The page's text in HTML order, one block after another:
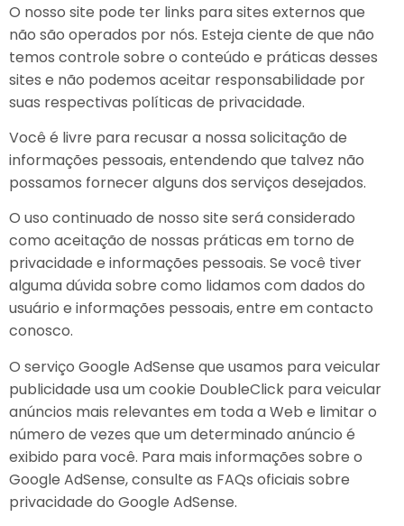
O nosso site pode ter links para sites externos que
não são operados por nós. Esteja ciente de que não
temos controle sobre o conteúdo e práticas desses
sites e não podemos aceitar responsabilidade por
suas respectivas políticas de privacidade.
Você é livre para recusar a nossa solicitação de
informações pessoais, entendendo que talvez não
possamos fornecer alguns dos serviços desejados.
O uso continuado de nosso site será considerado
como aceitação de nossas práticas em torno de
privacidade e informações pessoais. Se você tiver
alguma dúvida sobre como lidamos com dados do
usuário e informações pessoais, entre em contacto
conosco.
O serviço Google AdSense que usamos para veicular
publicidade usa um cookie DoubleClick para veicular
anúncios mais relevantes em toda a Web e limitar o
número de vezes que um determinado anúncio é
exibido para você. Para mais informações sobre o
Google AdSense, consulte as FAQs oficiais sobre
privacidade do Google AdSense.